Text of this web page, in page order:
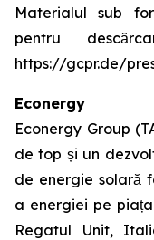
Materialul sub
pentru
https://gcpr.de/
Econergy
Econergy Group
de top și un
de energie solară
a energiei pe
Regatul Unit,